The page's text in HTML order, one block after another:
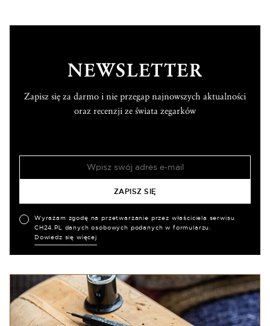
NEWSLETTER
Zapisz się za darmo i nie przegap najnowszych aktualności
oraz recenzji ze świata zegarków
Wyrażam zgodę na przetwarzanie przez właściciela serwisu
CH24.PL danych osobowych podanych w formularzu.
Dowiedz się więcej